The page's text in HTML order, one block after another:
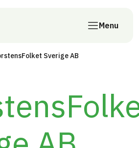
Menu
Sverige AB